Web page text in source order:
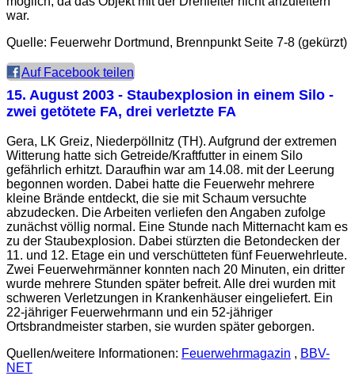
war.
Quelle: Feuerwehr Dortmund, Brennpunkt Seite 7-8 (gekürzt)
Auf Facebook teilen
15. August 2003 - Staubexplosion in einem Silo -
zwei getötete FA, drei verletzte FA
Gera, LK Greiz, Niederpöllnitz (TH). Aufgrund der extremen
Witterung hatte sich Getreide/Kraftfutter in einem Silo
gefährlich erhitzt. Daraufhin war am 14.08. mit der Leerung
begonnen worden. Dabei hatte die Feuerwehr mehrere
kleine Brände entdeckt, die sie mit Schaum versuchte
abzudecken. Die Arbeiten verliefen den Angaben zufolge
zunächst völlig normal. Eine Stunde nach Mitternacht kam es
zu der Staubexplosion. Dabei stürzten die Betondecken der
11. und 12. Etage ein und verschütteten fünf Feuerwehrleute.
Zwei Feuerwehrmänner konnten nach 20 Minuten, ein dritter
wurde mehrere Stunden später befreit. Alle drei wurden mit
schweren Verletzungen in Krankenhäuser eingeliefert. Ein
22-jähriger Feuerwehrmann und ein 52-jähriger
Ortsbrandmeister starben, sie wurden später geborgen.
Quellen/weitere Informationen: Feuerwehrmagazin , BBV-
NET